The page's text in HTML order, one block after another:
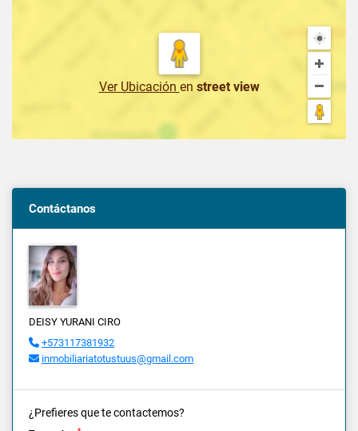
Ver Ubicación en street view
Contáctanos
DEISY YURANI CIRO
+573117381932
inmobiliariatotustuus@gmail.com
¿Prefieres que te contactemos?